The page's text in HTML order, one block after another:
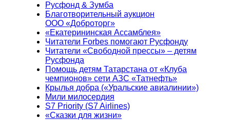
Русфонд & Зумба
Благотворительный аукцион
ООО «Доброторг»
«Екатерининская Ассамблея»
Читатели Forbes помогают Русфонду
Читатели «Свободной прессы» – детям
Русфонда
Помощь детям Татарстана от «Клуба
чемпионов» сети АЗС «Татнефть»
Крылья добра («Уральские авиалинии»)
Мили милосердия
S7 Priority (S7 Airlines)
«Сказки для жизни»